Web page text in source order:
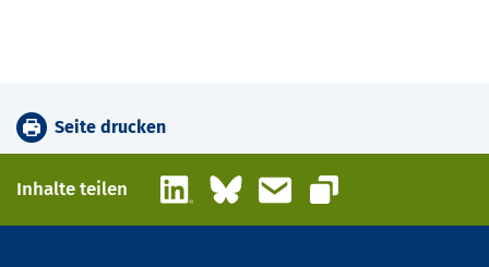
Seite drucken
Inhalte teilen LinkedInBlueskyE-Mail
Link kopieren